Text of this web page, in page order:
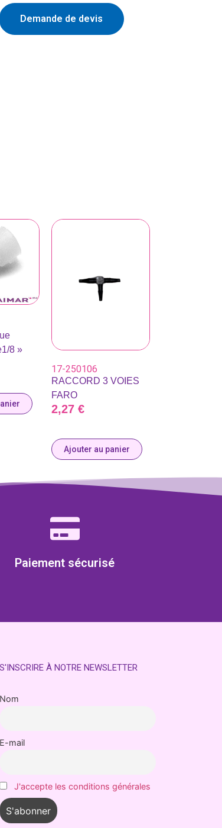
Demande de devis
8 »
17-250106
RACCORD 3 VOIES
FARO
2,27€
Ajouter au panier
Paiement sécurisé
S'INSCRIRE À NOTRE NEWSLETTER
Nom
E-mail
J'accepte les conditions générales